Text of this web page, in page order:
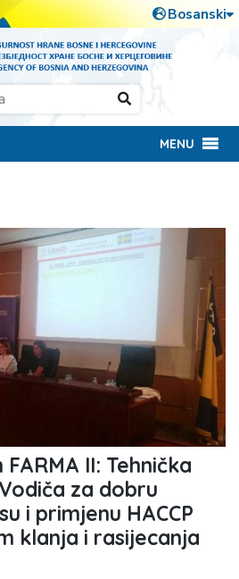
MENU
II: Tehnička
za dobru
i primjenu HACCP
klanja i rasijecanja